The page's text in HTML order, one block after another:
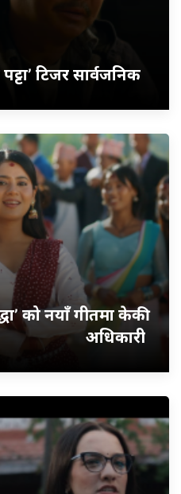
टिजर सार्वजनिक
को नयाँ गीतमा केकी
अधिकारी